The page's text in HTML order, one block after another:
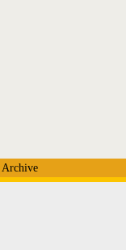
Archive